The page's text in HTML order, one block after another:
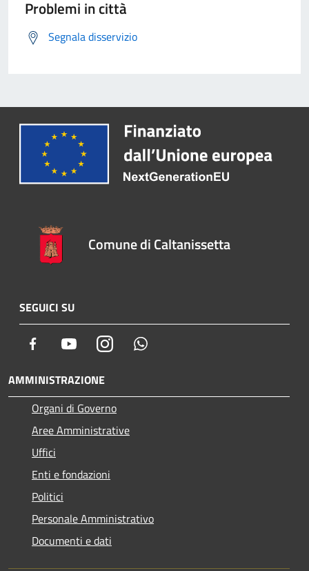
Problemi in città
Segnala disservizio
Comune di Caltanissetta
SEGUICI SU
Facebook YoutubeInstagram
AMMINISTRAZIONE
Organi di Governo
Aree Amministrative
Uffici
Enti e fondazioni
Politici
Personale Amministrativo
Documenti e dati